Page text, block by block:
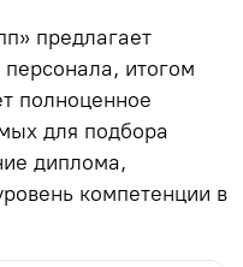
предлагает
итогом
полноценное
для подбора
диплома,
компетенции в